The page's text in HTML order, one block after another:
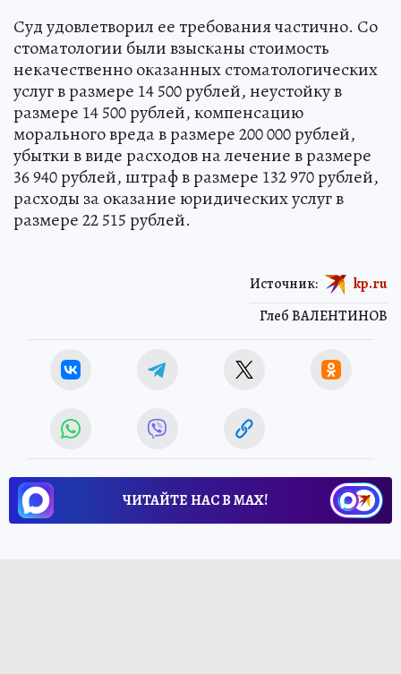
Суд удовлетворил ее требования частично. Со
стоматологии были взысканы стоимость
некачественно оказанных стоматологических
услуг в размере 14 500 рублей, неустойку в
размере 14 500 рублей, компенсацию
морального вреда в размере 200 000 рублей,
убытки в виде расходов на лечение в размере
36 940 рублей, штраф в размере 132 970 рублей,
расходы за оказание юридических услуг в
размере 22 515 рублей.
Глеб ВАЛЕНТИНОВ
Источник: kp.ru
ЧИТАЙТЕ НАС В МАХ!